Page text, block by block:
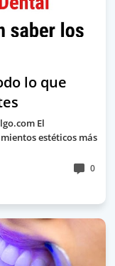
lo que
El
estéticos más
0